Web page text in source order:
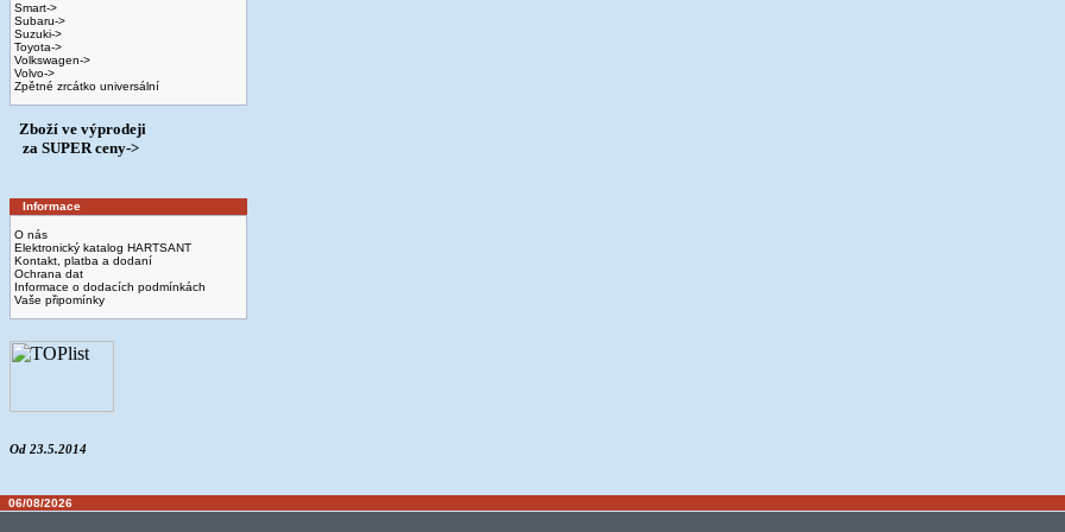
Smart->
Subaru->
Suzuki->
Toyota->
Volkswagen->
Volvo->
Zpětné zrcátko universální
Zboží ve výprodeji
­ za SUPER ceny->
Informace
O nás
Elektronický katalog HARTSANT
Kontakt, platba a dodaní
Ochrana dat
Informace o dodacích podmínkách
Vaše připomínky
Od 23.5.2014
06/08/2026